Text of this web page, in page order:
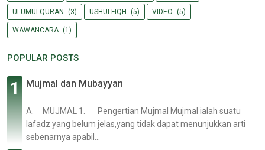
ULUMULQURAN (3) USHULFIQH (5) VIDEO (5)
WAWANCARA (1)
POPULAR POSTS
Mujmal dan Mubayyan
A. MUJMAL 1. Pengertian Mujmal Mujmal ialah suatu
lafadz yang belum jelas,yang tidak dapat menunjukkan arti
sebenarnya apabil...